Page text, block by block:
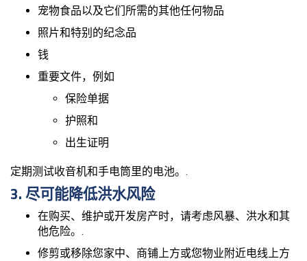
宠物食品以及它们所需的其他任何物品
照片和特别的纪念品
钱
重要文件，例如
保险单据
护照和
出生证明
定期测试收音机和手电筒里的电池。.
3. 尽可能降低洪水风险
在购买、维护或开发房产时，请考虑风暴、洪水和其
他危险。.
修剪或移除您家中、商铺上方或您物业附近电线上方